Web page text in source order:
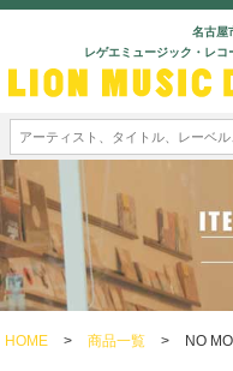
名古屋
レゲエミュージック・レコ
HOME > 商品一覧 > NO